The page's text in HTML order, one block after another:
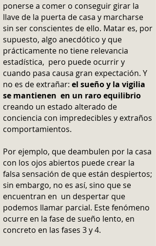
ponerse a comer o conseguir girar la
llave de la puerta de casa y marcharse
sin ser conscientes de ello. Matar es, por
supuesto, algo anecdótico y que
prácticamente no tiene relevancia
estadística, pero puede ocurrir y
cuando pasa causa gran expectación. Y
no es de extrañar: el sueño y la vigilia
se mantienen en un raro equilibrio
creando un estado alterado de
conciencia con impredecibles y extraños
comportamientos.
Por ejemplo, que deambulen por la casa
con los ojos abiertos puede crear la
falsa sensación de que están despiertos;
sin embargo, no es así, sino que se
encuentran en un despertar que
podemos llamar parcial. Este fenómeno
ocurre en la fase de sueño lento, en
concreto en las fases 3 y 4.